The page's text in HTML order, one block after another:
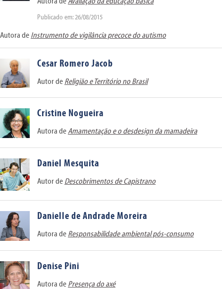
Publicado em: 26/08/2015
Autora de Instrumento de vigilância precoce do autismo
Cesar Romero Jacob
Autor de Religião e Território no Brasil
Cristine Nogueira
Autora deAmamentação e o desdesign da mamadeira
Daniel Mesquita
Autor de Descobrimentos de Capistrano
Danielle de Andrade Moreira
Autora de Responsabilidade ambiental pós-consumo
Denise Pini
Autora de Presença do axé